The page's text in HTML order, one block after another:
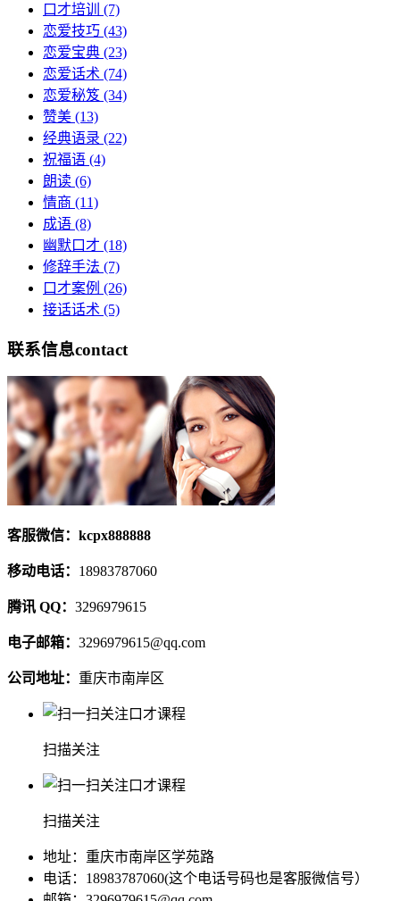
口才培训
(7)
恋爱技巧 (43)
恋爱宝典 (23)
恋爱话术 (74)
恋爱秘笈 (34)
赞美 (13)
经典语录 (22)
祝福语 (4)
朗读 (6)
情商 (11)
成语 (8)
幽默口才 (18)
修辞手法 (7)
口才案例 (26)
接话话术 (5)
联系信息contact
客服微信：kcpx888888
移动电话： 18983787060
腾讯 QQ： 3296979615
电子邮箱： 3296979615@qq.com
公司地址： 重庆市南岸区
扫描关注
扫描关注
地址：重庆市南岸区学苑路
电话：18983787060(这个电话号码也是客服微信号）